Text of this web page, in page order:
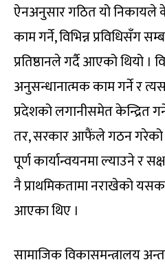
ऐनअनुसार गठित यो निकायले
काम गर्ने, विभिन्न प्रविधिसँग
प्रतिष्ठानले गर्दै आएको थियो ।
अनुसन्धानात्मक काम गर्ने र
प्रदेशको लगानीसमेत केन्द्रित
तर, सरकार आफैंले गठन गरेको
पूर्ण कार्यान्वयनमा ल्याउने र
नै प्राथमिकतामा नराखेको
आएका थिए ।
सामाजिक विकासमन्त्रालय